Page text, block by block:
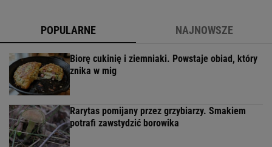
POPULARNE NAJNOWSZE
Biorę cukinię i ziemniaki. Powstaje obiad, który
znika w mig
Rarytas pomijany przez grzybiarzy. Smakiem
potrafi zawstydzić borowika